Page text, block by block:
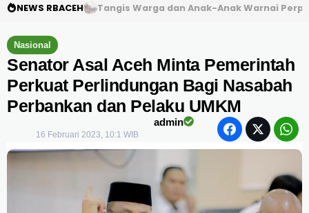
NEWS RBACEH Dua Pelajar Meninggal dalam Kecelakaan
Nasional
Senator Asal Aceh Minta Pemerintah
Perkuat Perlindungan Bagi Nasabah
Perbankan dan Pelaku UMKM
admin
16 Februari 2023, 10:1 WIB